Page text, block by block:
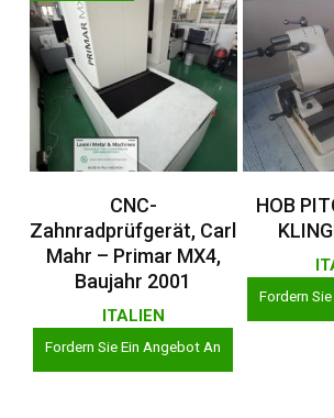
Weiterlesen
CNC-
Zahnradprüfgerät, Carl
Mahr – Primar MX4,
Baujahr 2001
ITALIEN
Fordern Sie Ein Angebot An
HOB
Fordern